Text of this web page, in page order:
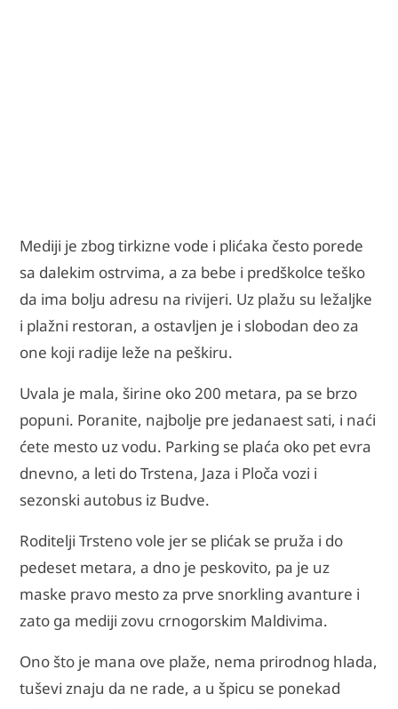
Mediji je zbog tirkizne vode i plićaka često porede
sa dalekim ostrvima, a za bebe i predškolce teško
da ima bolju adresu na rivijeri. Uz plažu su ležaljke
i plažni restoran, a ostavljen je i slobodan deo za
one koji radije leže na peškiru.
Uvala je mala, širine oko 200 metara, pa se brzo
popuni. Poranite, najbolje pre jedanaest sati, i naći
ćete mesto uz vodu. Parking se plaća oko pet evra
dnevno, a leti do Trstena, Jaza i Ploča vozi i
sezonski autobus iz Budve.
Roditelji Trsteno vole jer se plićak se pruža i do
pedeset metara, a dno je peskovito, pa je uz
maske pravo mesto za prve snorkling avanture i
zato ga mediji zovu crnogorskim Maldivima.
Ono što je mana ove plaže, nema prirodnog hlada,
tuševi znaju da ne rade, a u špicu se ponekad